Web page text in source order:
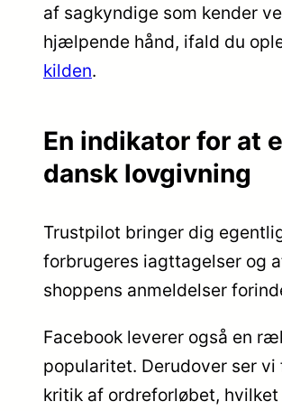
af sagkyndige som kender
hjælpende hånd, ifald du
kilden.
En indikator for at
dansk lovgivning
Trustpilot bringer dig
forbrugeres iagttagelser og
shoppens anmeldelser
Facebook leverer også en
popularitet. Derudover ser
kritik af ordreforløbet,